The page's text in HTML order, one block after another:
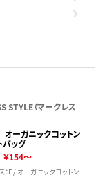
STYLE（マークレス
ーガニックコットン
バッグ
￥154～
：F / オーガニックコットン